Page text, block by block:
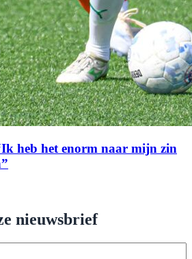
heb het enorm naar mijn zin
nieuwsbrief